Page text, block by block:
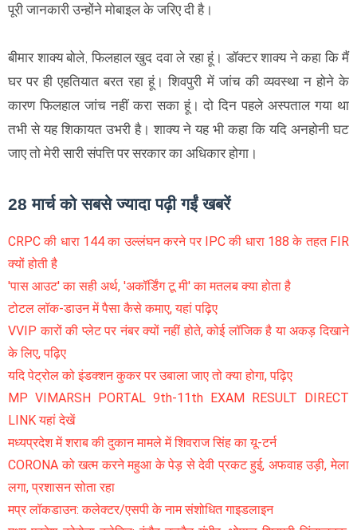
पूरी जानकारी उन्होंने मोबाइल के जरिए दी है।
बीमार शाक्य बोले, फिलहाल खुद दवा ले रहा हूं। डॉक्टर शाक्य ने कहा कि मैं
घर पर ही एहतियात बरत रहा हूं। शिवपुरी में जांच की व्यवस्था न होने के
कारण फिलहाल जांच नहीं करा सका हूं। दो दिन पहले अस्पताल गया था
तभी से यह शिकायत उभरी है। शाक्य ने यह भी कहा कि यदि अनहोनी घट
जाए तो मेरी सारी संपत्ति पर सरकार का अधिकार होगा।
28 मार्च को सबसे ज्यादा पढ़ी गईं खबरें
CRPC की धारा 144 का उल्लंघन करने पर IPC की धारा 188 के तहत FIR
क्यों होती है
'पास आउट' का सही अर्थ, 'अकॉर्डिंग टू मी' का मतलब क्या होता है
टोटल लॉक-डाउन में पैसा कैसे कमाए, यहां पढ़िए
VVIP कारों की प्लेट पर नंबर क्यों नहीं होते, कोई लॉजिक है या अकड़ दिखाने
के लिए, पढ़िए
यदि पेट्रोल को इंडक्शन कुकर पर उबाला जाए तो क्या होगा, पढ़िए
MP VIMARSH PORTAL 9th-11th EXAM RESULT DIRECT
LINK यहां देखें
मध्यप्रदेश में शराब की दुकान मामले में शिवराज सिंह का यू-टर्न
CORONA को खत्म करने महुआ के पेड़ से देवी प्रकट हुई, अफवाह उड़ी, मेला
लगा, प्रशासन सोता रहा
मप्र लॉकडाउन: कलेक्टर/एसपी के नाम संशोधित गाइडलाइन